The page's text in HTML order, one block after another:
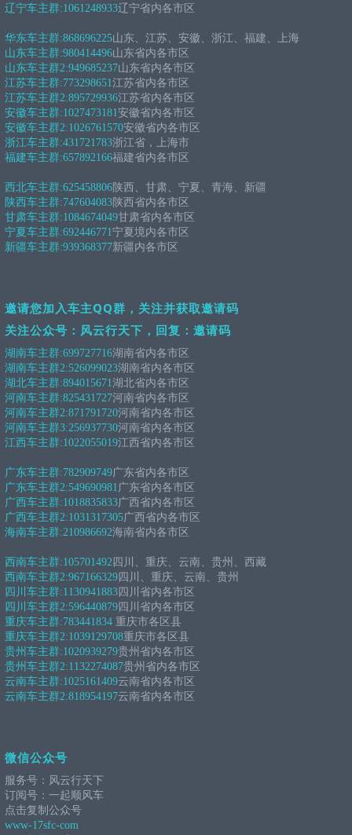
辽宁车主群:1061248933辽宁省内各市区
华东车主群:868696225山东、江苏、安徽、浙江、福建、上海
山东车主群:980414496山东省内各市区
山东车主群2:949685237山东省内各市区
江苏车主群:773298651江苏省内各市区
江苏车主群2:895729936江苏省内各市区
安徽车主群:1027473181安徽省内各市区
安徽车主群2:1026761570安徽省内各市区
浙江车主群:431721783浙江省，上海市
福建车主群:657892166福建省内各市区
西北车主群:625458806陕西、甘肃、宁夏、青海、新疆
陕西车主群:747604083陕西省内各市区
甘肃车主群:1084674049甘肃省内各市区
宁夏车主群:692446771宁夏境内各市区
新疆车主群:939368377新疆内各市区
邀请您加入车主QQ群，关注并获取邀请码
关注公众号：风云行天下，回复：邀请码
湖南车主群:699727716湖南省内各市区
湖南车主群2:526099023湖南省内各市区
湖北车主群:894015671湖北省内各市区
河南车主群:825431727河南省内各市区
河南车主群2:871791720河南省内各市区
河南车主群3:256937730河南省内各市区
江西车主群:1022055019江西省内各市区
广东车主群:782909749广东省内各市区
广东车主群2:549690981广东省内各市区
广西车主群:1018835833广西省内各市区
广西车主群2:1031317305广西省内各市区
海南车主群:210986692海南省内各市区
西南车主群:105701492 四川、重庆、云南、贵州、西藏
西南车主群2:967166329 四川、重庆、云南、贵州
四川车主群:1130941883 四川省内各市区
四川车主群2:596440879 四川省内各市区
重庆车主群:783441834 重庆市各区县
重庆车主群2:1039129708重庆市各区县
贵州车主群:1020939279贵州省内各市区
贵州车主群2:1132274087贵州省内各市区
云南车主群:1025161409云南省内各市区
云南车主群2:818954197云南省内各市区
微信公众号
服务号：风云行天下
订阅号：一起顺风车
点击复制公众号
www-17sfc-com